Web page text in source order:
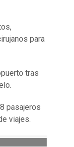
para
tras
pasajeros
viajes.